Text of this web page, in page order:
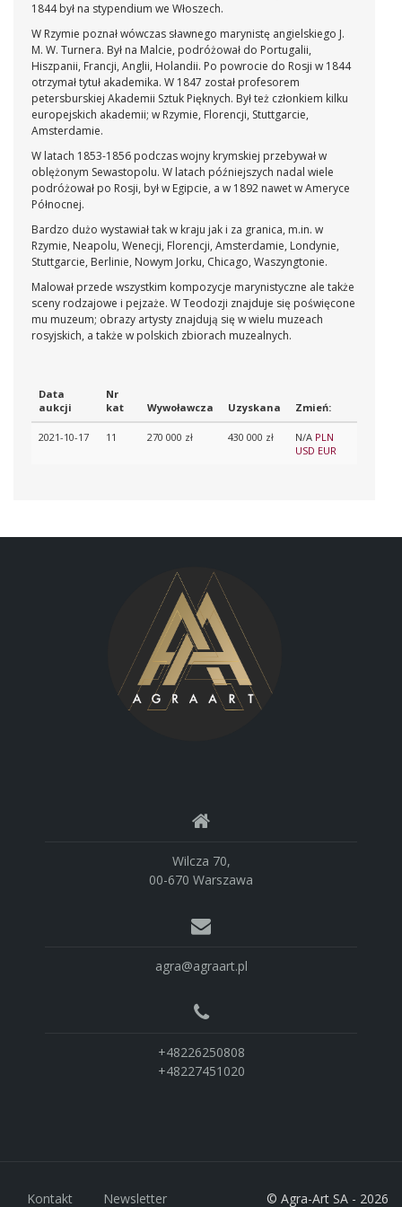
1844 był na stypendium we Włoszech.
W Rzymie poznał wówczas sławnego marynistę angielskiego J.
M. W. Turnera. Był na Malcie, podróżował do Portugalii,
Hiszpanii, Francji, Anglii, Holandii. Po powrocie do Rosji w 1844
otrzymał tytuł akademika. W 1847 został profesorem
petersburskiej Akademii Sztuk Pięknych. Był też członkiem kilku
europejskich akademii; w Rzymie, Florencji, Stuttgarcie,
Amsterdamie.
W latach 1853-1856 podczas wojny krymskiej przebywał w
oblężonym Sewastopolu. W latach późniejszych nadal wiele
podróżował po Rosji, był w Egipcie, a w 1892 nawet w Ameryce
Północnej.
Bardzo dużo wystawiał tak w kraju jak i za granica, m.in. w
Rzymie, Neapolu, Wenecji, Florencji, Amsterdamie, Londynie,
Stuttgarcie, Berlinie, Nowym Jorku, Chicago, Waszyngtonie.
Malował przede wszystkim kompozycje marynistyczne ale także
sceny rodzajowe i pejzaże. W Teodozji znajduje się poświęcone
mu muzeum; obrazy artysty znajdują się w wielu muzeach
rosyjskich, a także w polskich zbiorach muzealnych.
Data
aukcji
Nr
kat
Wywoławcza Uzyskana Zmień:
2021-10-17 11 270 000 zł 430 000 zł N/A PLN
USD EUR
Wilcza 70,
00-670 Warszawa
agra@agraart.pl
+48226250808
+48227451020
Kontakt Newsletter © Agra-Art SA - 2026